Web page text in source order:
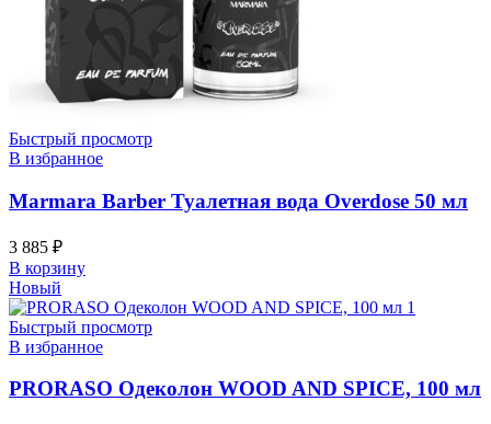
Быстрый просмотр
В избранное
Marmara Barber Туалетная вода Overdose 50 мл
3 885 ₽
В корзину
Новый
Быстрый просмотр
В избранное
PRORASO Одеколон WOOD AND SPICE, 100 мл